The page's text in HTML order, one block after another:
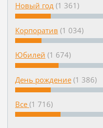
Новый год (1 361)
Корпоратив (1 034)
Юбилей (1 674)
День рождение (1 386)
Все (1 716)